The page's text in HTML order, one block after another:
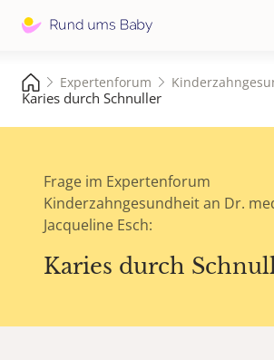
Expertenforum
Karies durch Schnuller
Frage im Expertenforum
Kinderzahngesundheit an Dr.
Jacqueline Esch:
Karies durch